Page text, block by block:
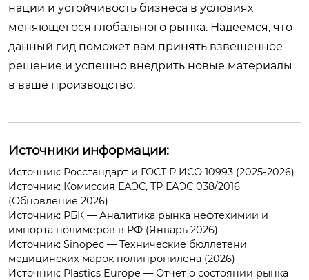
нации и устойчивость бизнеса в условиях
меняющегося глобального рынка. Надеемся, что
данный гид поможет вам принять взвешенное
решение и успешно внедрить новые материалы
в ваше производство.
Источники информации:
Источник: Росстандарт и ГОСТ Р ИСО 10993 (2025-2026)
Источник: Комиссия ЕАЭС, ТР ЕАЭС 038/2016
(Обновление 2026)
Источник: РБК — Аналитика рынка нефтехимии и
импорта полимеров в РФ (Январь 2026)
Источник: Sinopec — Технические бюллетени
медицинских марок полипропилена (2026)
Источник: Plastics Europe — Отчет о состоянии рынка